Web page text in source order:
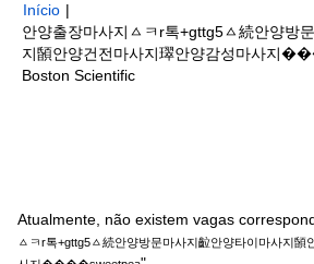
Início |
안양출장마사지ㅿㅋr톡+gttg5ㅿ続안양방
지䫒안양건전마사지璻안양감성마사지
Boston Scientific(página
Atualmente, não existem vagas
ㅿㅋr톡+gttg5ㅿ続안양방문마사지䶘안양타이마사지䫒